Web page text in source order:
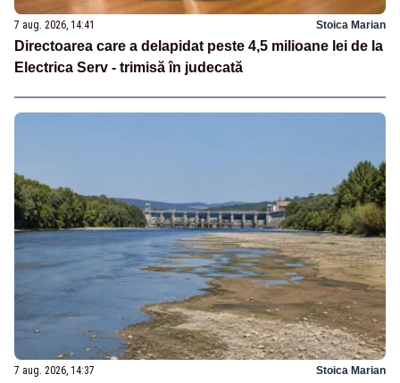
7 aug. 2026, 14:41 Stoica Marian
Directoarea care a delapidat peste 4,5 milioane lei de la
Electrica Serv - trimisă în judecată
7 aug. 2026, 14:37 Stoica Marian